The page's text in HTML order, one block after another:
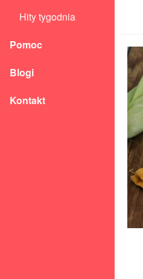
Hity tygodnia
Pomoc
Blogi
Kontakt